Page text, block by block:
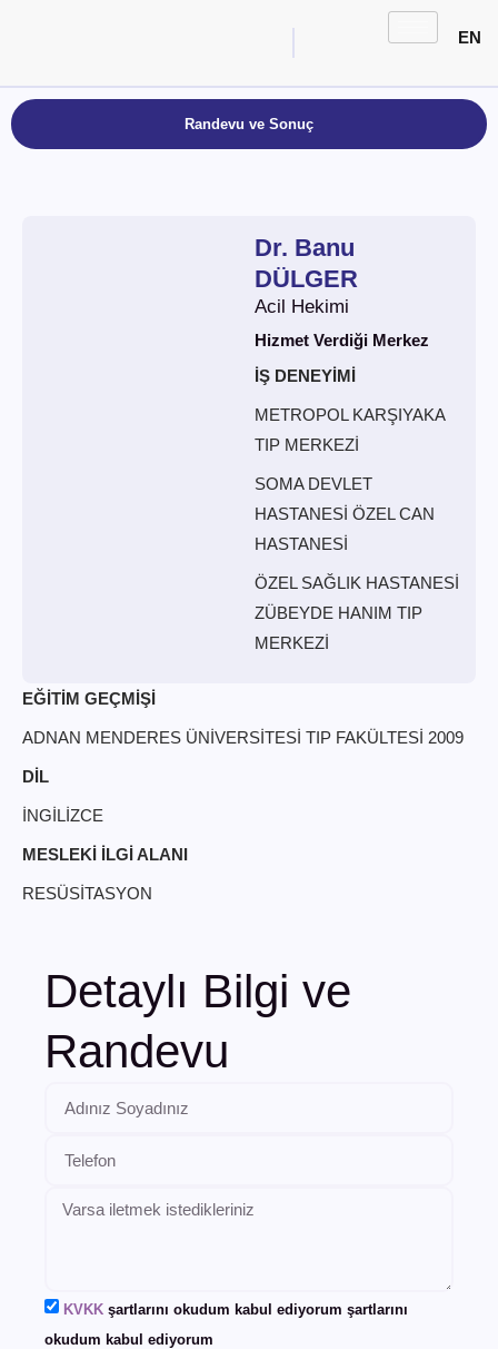
EN
Randevu ve Sonuç
Dr. Banu
DÜLGER
Acil Hekimi
Hizmet Verdiği Merkez
İŞ DENEYİMİ
METROPOL KARŞIYAKA
TIP MERKEZİ
SOMA DEVLET
HASTANESİ ÖZEL CAN
HASTANESİ
ÖZEL SAĞLIK HASTANESİ
ZÜBEYDE HANIM TIP
MERKEZİ
EĞİTİM GEÇMİŞİ
ADNAN MENDERES ÜNİVERSİTESİ TIP FAKÜLTESİ 2009
DİL
İNGİLİZCE
MESLEKİ İLGİ ALANI
RESÜSİTASYON
Detaylı Bilgi ve
Randevu
KVKK şartlarını okudum kabul ediyorum şartlarını
okudum kabul ediyorum